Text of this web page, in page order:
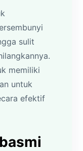
sulit
memiliki
untuk
efektif